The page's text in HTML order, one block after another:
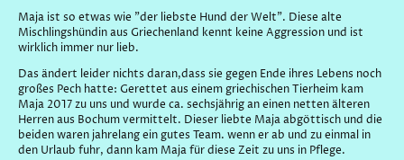
Maja ist so etwas wie "der liebste Hund der Welt". Diese alte
Mischlingshündin aus Griechenland kennt keine Aggression und ist
wirklich immer nur lieb.
Das ändert leider nichts daran,dass sie gegen Ende ihres Lebens noch
großes Pech hatte: Gerettet aus einem griechischen Tierheim kam
Maja 2017 zu uns und wurde ca. sechsjährig an einen netten älteren
Herren aus Bochum vermittelt. Dieser liebte Maja abgöttisch und die
beiden waren jahrelang ein gutes Team. wenn er ab und zu einmal in
den Urlaub fuhr, dann kam Maja für diese Zeit zu uns in Pflege.